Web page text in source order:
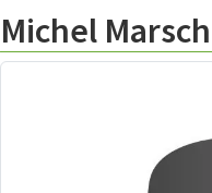
Michel Marsch